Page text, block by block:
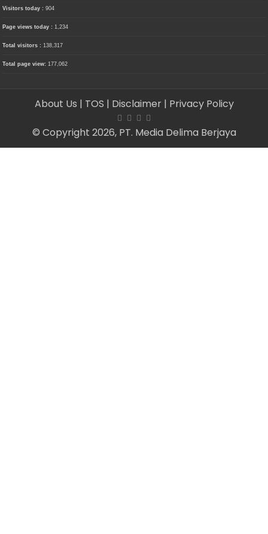
Visitors today :904
Page views today :1,234
Total visitors :138,317
Total page view:177,062
About Us | TOS | Disclaimer | Privacy Policy
© Copyright 2026, PT. Media Delima Berjaya